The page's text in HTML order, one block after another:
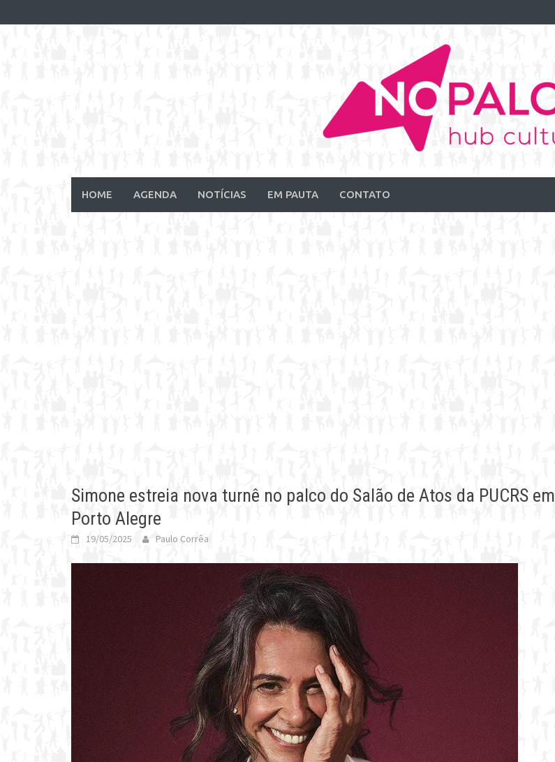
to
HOME AGENDA NOTÍCIAS EM PAUTA CONTATO
Simone estreia nova turnê no palco do Salão de Atos da PUCRS em
Porto Alegre
19/05/2025 Paulo Corrêa